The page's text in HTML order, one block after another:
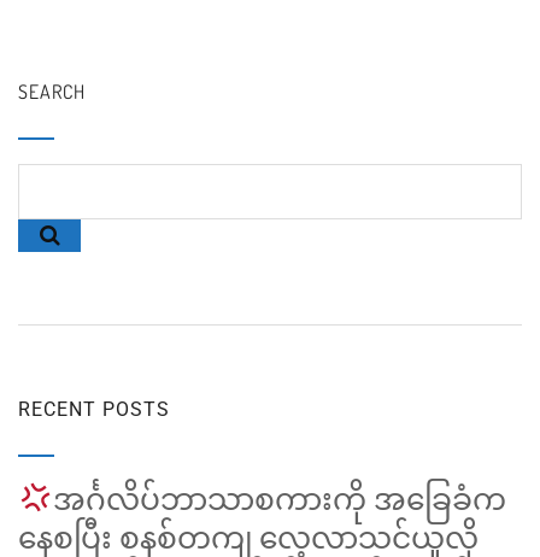
SEARCH
RECENT POSTS
အင်္ဂလိပ်ဘာသာစကားကို အခြေခံက
နေစပြီး စနစ်တကျ လေ့လာသင်ယူလို